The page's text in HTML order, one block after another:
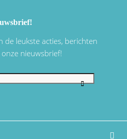
de leukste acties, berichten
nieuwsbrief!